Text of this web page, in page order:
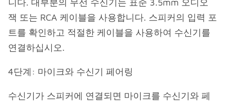
니다. 대부분의 무선 수신기는 표준 3.5mm 오디오
잭 또는 RCA 케이블을 사용합니다. 스피커의 입력 포
트를 확인하고 적절한 케이블을 사용하여 수신기를
연결하십시오.
4단계: 마이크와 수신기 페어링
수신기가 스피커에 연결되면 마이크를 수신기와 페